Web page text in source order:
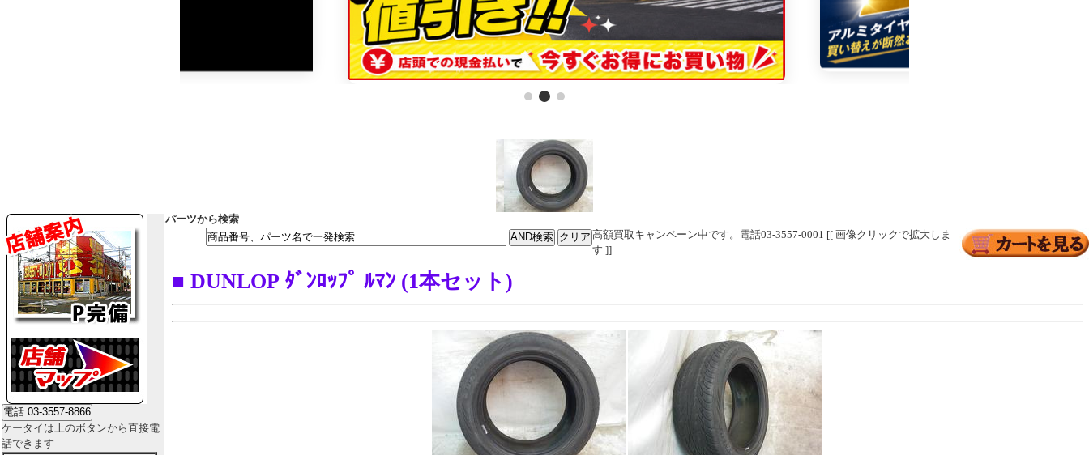
ケータイは上のボタンから直接電
話できます
パーツから検索
高額買取キャンペーン中です。電話03-3557-0001 [[ 画像クリックで拡大しま
す ]]
■ DUNLOP ﾀﾞﾝﾛｯﾌﾟ ﾙﾏﾝ (1本セット)